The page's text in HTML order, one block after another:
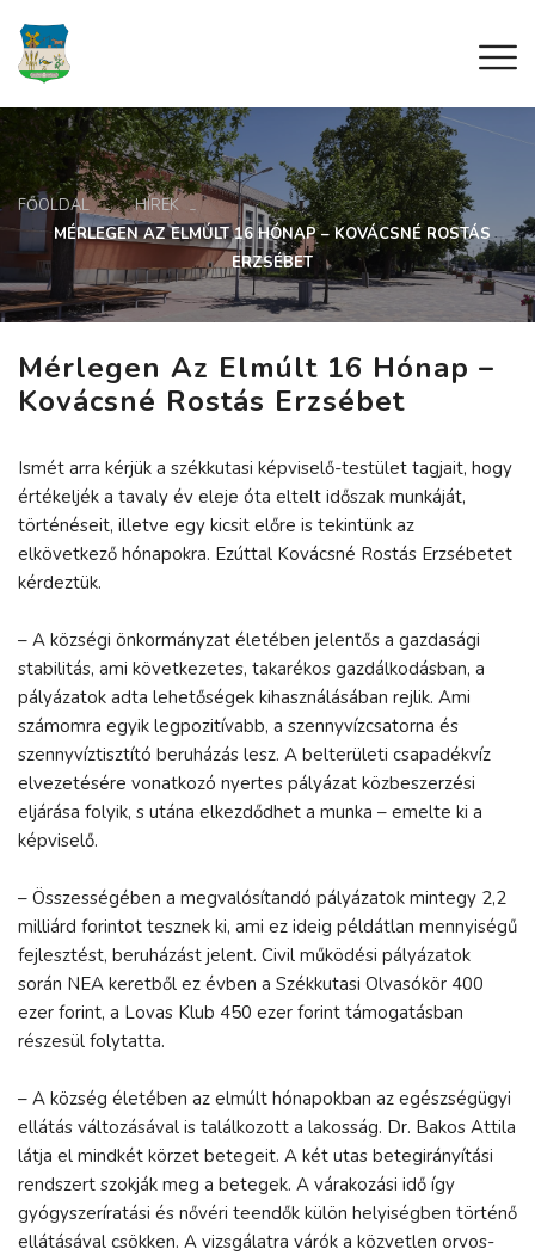
FŐOLDAL
HÍREK
MÉRLEGEN AZ ELMÚLT 16 HÓNAP – KOVÁCSNÉ ROSTÁS
ERZSÉBET
Mérlegen Az Elmúlt 16 Hónap –
Kovácsné Rostás Erzsébet
Ismét arra kérjük a székkutasi képviselő-testület tagjait, hogy
értékeljék a tavaly év eleje óta eltelt időszak munkáját,
történéseit, illetve egy kicsit előre is tekintünk az
elkövetkező hónapokra. Ezúttal Kovácsné Rostás Erzsébetet
kérdeztük.
– A községi önkormányzat életében jelentős a gazdasági
stabilitás, ami következetes, takarékos gazdálkodásban, a
pályázatok adta lehetőségek kihasználásában rejlik. Ami
számomra egyik legpozitívabb, a szennyvízcsatorna és
szennyvíztisztító beruházás lesz. A belterületi csapadékvíz
elvezetésére vonatkozó nyertes pályázat közbeszerzési
eljárása folyik, s utána elkezdődhet a munka – emelte ki a
képviselő.
– Összességében a megvalósítandó pályázatok mintegy 2,2
milliárd forintot tesznek ki, ami ez ideig példátlan mennyiségű
fejlesztést, beruházást jelent. Civil működési pályázatok
során NEA keretből ez évben a Székkutasi Olvasókör 400
ezer forint, a Lovas Klub 450 ezer forint támogatásban
részesül folytatta.
– A község életében az elmúlt hónapokban az egészségügyi
ellátás változásával is találkozott a lakosság. Dr. Bakos Attila
látja el mindkét körzet betegeit. A két utas betegirányítási
rendszert szokják meg a betegek. A várakozási idő így
gyógyszeríratási és nővéri teendők külön helyiségben történő
ellátásával csökken. A vizsgálatra várók a közvetlen orvos-